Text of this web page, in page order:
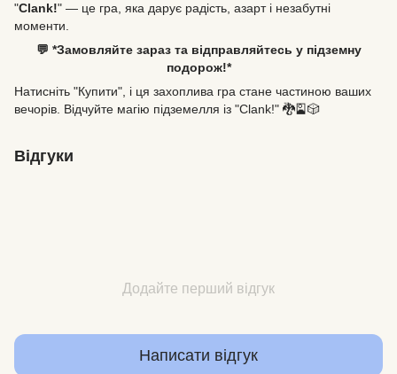
"Clank!" — це гра, яка дарує радість, азарт і незабутні
моменти.
💬 *Замовляйте зараз та відправляйтесь у підземну
подорож!*
Натисніть "Купити", і ця захоплива гра стане частиною ваших
вечорів. Відчуйте магію підземелля із "Clank!" 🐉🎴🎲
Відгуки
Додайте перший відгук
Написати відгук